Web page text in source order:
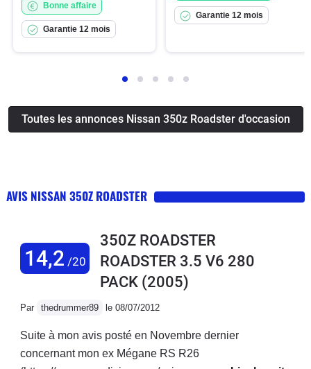
Bonne affaire
Garantie 12 mois
Garantie 12 mois
Toutes les annonces Nissan 350z Roadster d'occasion
AVIS NISSAN 350Z ROADSTER
14,2 /20
350Z ROADSTER
ROADSTER 3.5 V6 280
PACK (2005)
Par thedrummer89 le 08/07/2012
Suite à mon avis posté en Novembre dernier
concernant mon ex Mégane RS R26